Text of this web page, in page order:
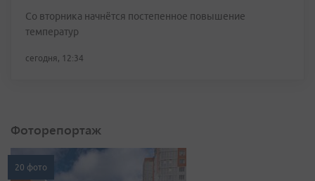
Со вторника начнётся постепенное повышение
температур
сегодня, 12:34
Фоторепортаж
20 фото